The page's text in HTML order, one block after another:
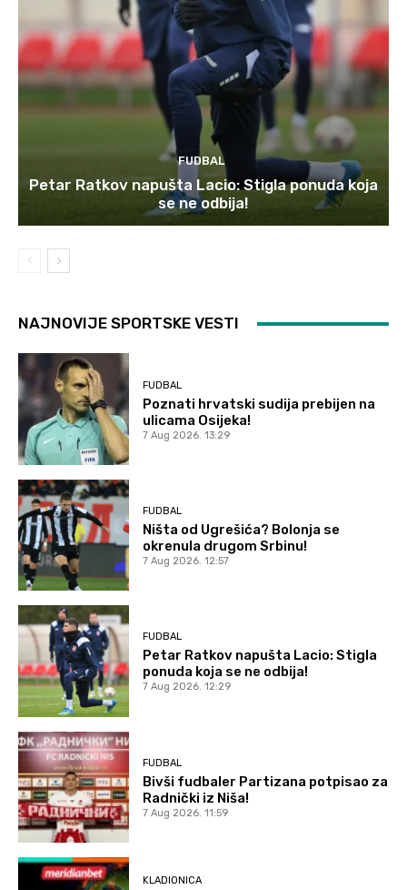
FUDBAL
Petar Ratkov napušta Lacio: Stigla ponuda koja
se ne odbija!
NAJNOVIJE SPORTSKE VESTI
FUDBAL
Poznati hrvatski sudija prebijen na
ulicama Osijeka!
7 Aug 2026. 13:29
FUDBAL
Ništa od Ugrešića? Bolonja se
okrenula drugom Srbinu!
7 Aug 2026. 12:57
FUDBAL
Petar Ratkov napušta Lacio: Stigla
ponuda koja se ne odbija!
7 Aug 2026. 12:29
FUDBAL
Bivši fudbaler Partizana potpisao za
Radnički iz Niša!
7 Aug 2026. 11:59
KLADIONICA